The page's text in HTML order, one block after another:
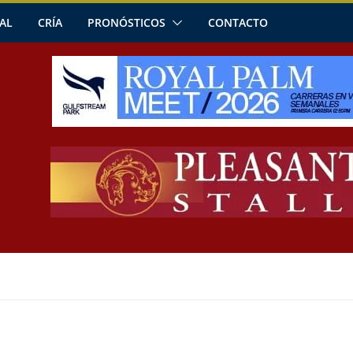
CRÍA PRONÓSTICOS CONTACTO